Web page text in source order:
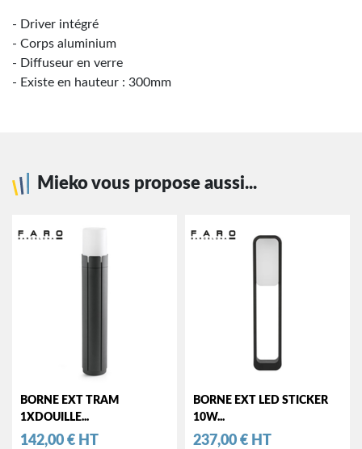
- Driver intégré
- Corps aluminium
- Diffuseur en verre
- Existe en hauteur : 300mm
Mieko vous propose aussi...
BORNE EXT TRAM
1XDOUILLE...
Prix
142,00 € HT
BORNE EXT LED STICKER
10W...
Prix
237,00 € HT